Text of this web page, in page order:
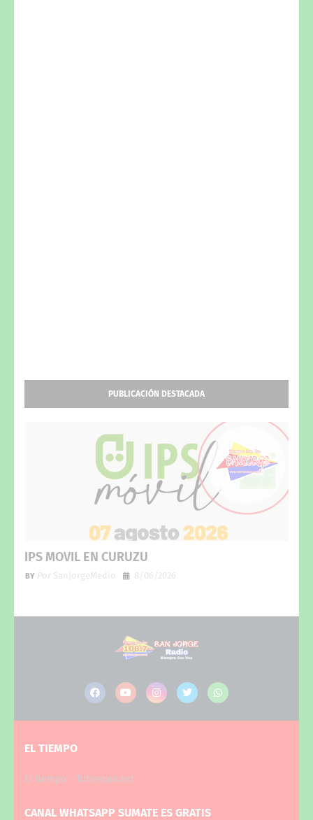
PUBLICACIÓN DESTACADA
IPS MOVIL EN CURUZU
Por SanJorgeMedio 8/06/2026
EL TIEMPO
El tiempo - Tutiempo.net
CANAL WHATSAPP SUMATE ES GRATIS